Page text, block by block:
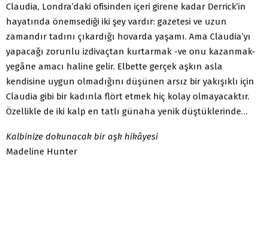
Claudia, Londra’daki ofisinden içeri girene kadar Derrick’in
hayatında önemsediği iki şey vardır: gazetesi ve uzun
zamandır tadını çıkardığı hovarda yaşamı. Ama Claudia’yı
yapacağı zorunlu izdivaçtan kurtarmak -ve onu kazanmak-
yegâne amacı haline gelir. Elbette gerçek aşkın asla
kendisine uygun olmadığını düşünen arsız bir yakışıklı için
Claudia gibi bir kadınla flört etmek hiç kolay olmayacaktır.
Özellikle de iki kalp en tatlı günaha yenik düştüklerinde…
Kalbinize dokunacak bir aşk hikâyesi
Madeline Hunter